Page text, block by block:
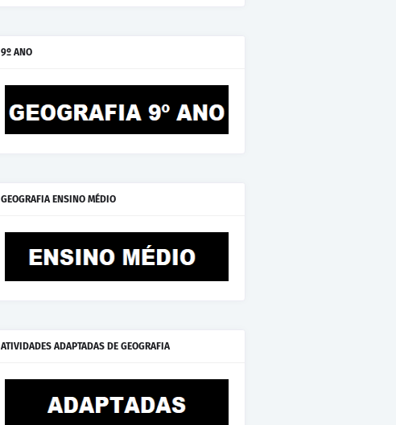
9º ANO
GEOGRAFIA ENSINO MÉDIO
ATIVIDADES ADAPTADAS DE GEOGRAFIA